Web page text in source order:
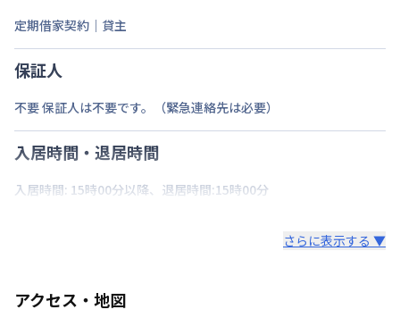
定期借家契約｜貸主
保証人
不要 保証人は不要です。（緊急連絡先は必要）
入居時間・退居時間
入居時間: 15時00分以降、退居時間:15時00分
さらに表示する ▼
アクセス・地図